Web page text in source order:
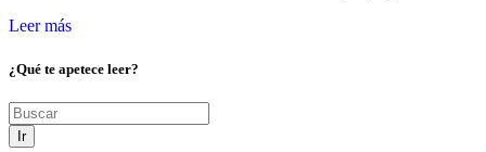
Leer más
¿Qué te apetece leer?
Ir